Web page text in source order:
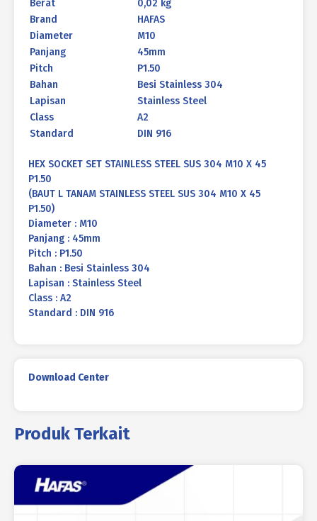
Berat
0,02 kg
Brand
HAFAS
Diameter
M10
Panjang
45mm
Pitch
P1.50
Bahan
Besi Stainless 304
Lapisan
Stainless Steel
Class
A2
Standard
DIN 916
HEX SOCKET SET STAINLESS STEEL SUS 304 M10 X 45
P1.50
(BAUT L TANAM STAINLESS STEEL SUS 304 M10 X 45
P1.50)
Diameter : M10
Panjang : 45mm
Pitch : P1.50
Bahan : Besi Stainless 304
Lapisan : Stainless Steel
Class : A2
Standard : DIN 916
Download Center
Produk Terkait